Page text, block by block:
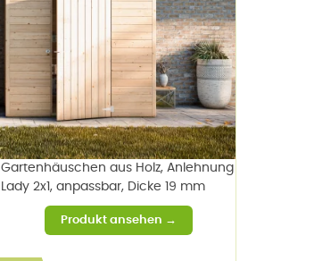
Gartenhäuschen aus Holz, Anlehnung
Lady 2x1, anpassbar, Dicke 19 mm